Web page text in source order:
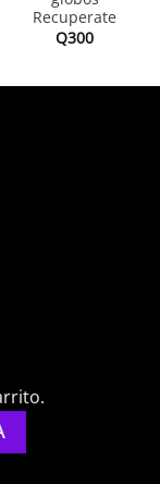
Recuperate
Q300